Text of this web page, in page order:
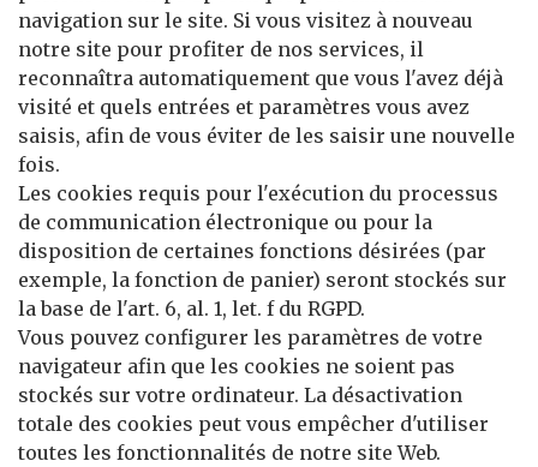
navigation sur le site. Si vous visitez à nouveau
notre site pour profiter de nos services, il
reconnaîtra automatiquement que vous l'avez déjà
visité et quels entrées et paramètres vous avez
saisis, afin de vous éviter de les saisir une nouvelle
fois.
Les cookies requis pour l'exécution du processus
de communication électronique ou pour la
disposition de certaines fonctions désirées (par
exemple, la fonction de panier) seront stockés sur
la base de l'art. 6, al. 1, let. f du RGPD.
Vous pouvez configurer les paramètres de votre
navigateur afin que les cookies ne soient pas
stockés sur votre ordinateur. La désactivation
totale des cookies peut vous empêcher d'utiliser
toutes les fonctionnalités de notre site Web.